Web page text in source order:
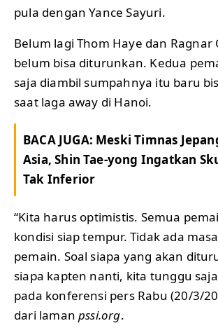
pula dengan Yance Sayuri.
Belum lagi Thom Haye dan
belum bisa diturunkan. Kedua
saja diambil sumpahnya itu baru
saat laga away di Hanoi.
BACA JUGA: Meski Timnas
Asia, Shin Tae-yong Ingatkan
Tak Inferior
“Kita harus optimistis. Semua
kondisi siap tempur. Tidak ada
pemain. Soal siapa yang akan
siapa kapten nanti, kita tunggu
pada konferensi pers Rabu (20/3/
dari lamanpssi.org.